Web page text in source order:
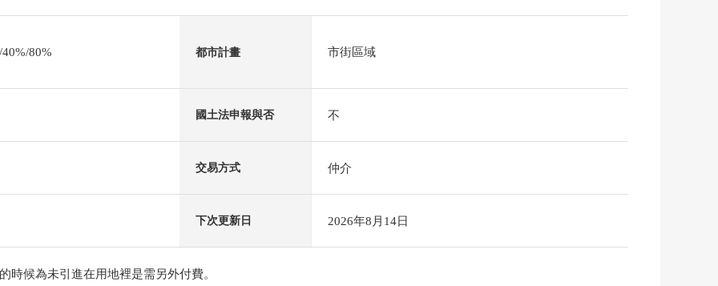
80% 都市計畫 市街區域
國土法申報與否 不
交易方式 仲介
下次更新日 2026年8月14日
時候為未引進在用地裡是需另外付費。